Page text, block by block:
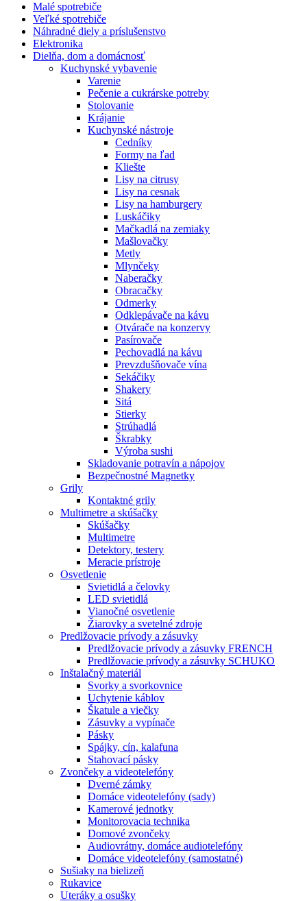
Malé spotrebiče
Veľké spotrebiče
Náhradné diely a príslušenstvo
Elektronika
Dielňa, dom a domácnosť
Kuchynské vybavenie
Varenie
Pečenie a cukrárske potreby
Stolovanie
Krájanie
Kuchynské nástroje
Cedníky
Formy na ľad
Kliešte
Lisy na citrusy
Lisy na cesnak
Lisy na hamburgery
Luskáčiky
Mačkadlá na zemiaky
Mašlovačky
Metly
Mlynčeky
Naberačky
Obracačky
Odmerky
Odklepávače na kávu
Otvárače na konzervy
Pasírovače
Pechovadlá na kávu
Prevzdušňovače vína
Sekáčiky
Shakery
Sitá
Stierky
Strúhadlá
Škrabky
Výroba sushi
Skladovanie potravín a nápojov
Bezpečnostné Magnetky
Grily
Kontaktné grily
Multimetre a skúšačky
Skúšačky
Multimetre
Detektory, testery
Meracie prístroje
Osvetlenie
Svietidlá a čelovky
LED svietidlá
Vianočné osvetlenie
Žiarovky a svetelné zdroje
Predlžovacie prívody a zásuvky
Predlžovacie prívody a zásuvky FRENCH
Predlžovacie prívody a zásuvky SCHUKO
Inštalačný materiál
Svorky a svorkovnice
Uchytenie káblov
Škatule a viečky
Zásuvky a vypínače
Pásky
Spájky, cín, kalafuna
Stahovací pásky
Zvončeky a videotelefóny
Dverné zámky
Domáce videotelefóny (sady)
Kamerové jednotky
Monitorovacia technika
Domové zvončeky
Audiovrátny, domáce audiotelefóny
Domáce videotelefóny (samostatné)
Sušiaky na bielizeň
Rukavice
Uteráky a osušky